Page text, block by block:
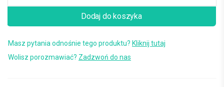
Dodaj do koszyka
Masz pytania odnośnie tego produktu? Kliknij tutaj
Wolisz porozmawiać? Zadzwoń do nas